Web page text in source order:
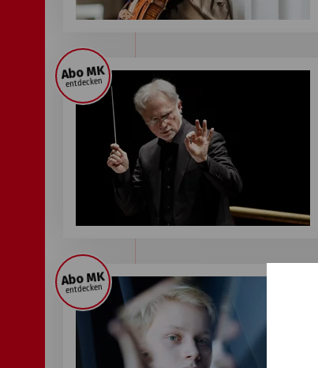
Abo MK
entdecken
Abo MK
entdecken